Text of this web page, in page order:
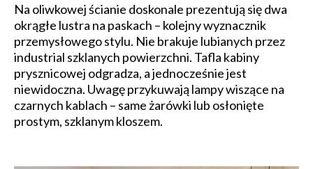
Na oliwkowej ścianie doskonale prezentują się dwa
okrągłe lustra na paskach – kolejny wyznacznik
przemysłowego stylu. Nie brakuje lubianych przez
industrial szklanych powierzchni. Tafla kabiny
prysznicowej odgradza, a jednocześnie jest
niewidoczna. Uwagę przykuwają lampy wiszące na
czarnych kablach – same żarówki lub osłonięte
prostym, szklanym kloszem.